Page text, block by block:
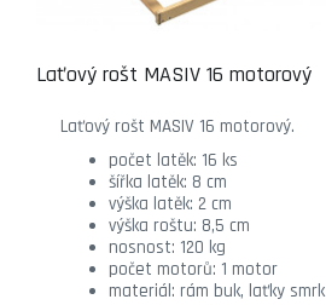
Laťový rošt MASIV 16 motorový
Laťový rošt MASIV 16 motorový.
počet latěk: 16 ks
šířka latěk: 8 cm
výška latěk: 2 cm
výška roštu: 8,5 cm
nosnost: 120 kg
počet motorů: 1 motor
materiál: rám buk, laťky smrk